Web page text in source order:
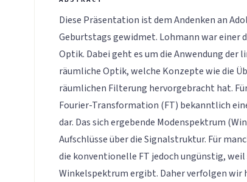
Diese Präsentation ist dem Andenken an
Geburtstags gewidmet. Lohmann war einer
Optik. Dabei geht es um die Anwendung der
räumliche Optik, welche Konzepte wie die
räumlichen Filterung hervorgebracht hat.
Fourier-Transformation (FT) bekanntlich
dar. Das sich ergebende Modenspektrum
Aufschlüsse über die Signalstruktur. Für
die konventionelle FT jedoch ungünstig,
Winkelspektrum ergibt. Daher verfolgen wir